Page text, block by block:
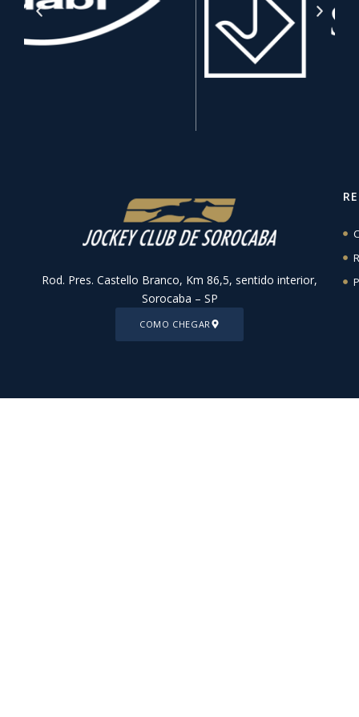
Rod. Pres. Castello Branco, Km 86,5, sentido interior,
Sorocaba – SP
COMO CHEGAR